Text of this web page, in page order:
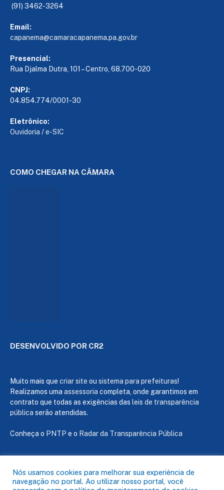
(91) 3462-3264
Email:
capanema@camaracapanema.pa.gov.br
Presencial:
Rua Djalma Dutra, 101 – Centro, 68.700-020
CNPJ:
04.854.774/0001-30
Eletrônico:
Ouvidoria /e-SIC
COMO CHEGAR NA CÂMARA
DESENVOLVIDO POR CR2
Muito mais que criar site ou sistema para prefeituras!
Realizamos uma assessoria completa, onde garantimos em
contrato que todas as exigências das leis de transparência
pública serão atendidas.
Conheça o PNTP e o Radar da Transparência Pública
Todos os direitos reservados a Câmara de Capanema
Nós usamos cookies para melhorar sua experiência de
navegação no portal. Ao utilizar nosso portal, você